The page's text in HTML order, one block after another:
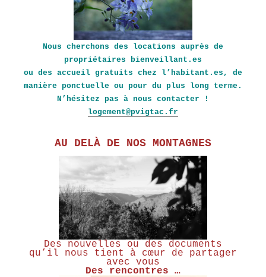
Nous cherchons des locations auprès de
propriétaires bienveillant.es
ou des accueil gratuits chez l’habitant.es, de
manière ponctuelle ou pour du plus long terme.
N’hésitez pas à nous contacter !
logement@pvigtac.fr
AU DELÀ DE NOS MONTAGNES
Des nouvelles ou des documents
qu’il nous tient à cœur de partager
avec vous
Des rencontres …